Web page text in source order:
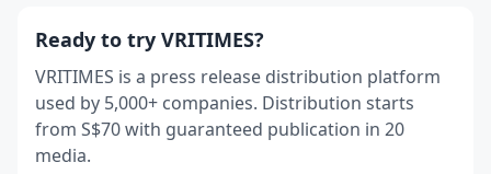
Ready to try VRITIMES?
VRITIMES is a press release distribution platform
used by 5,000+ companies. Distribution starts
from S$70 with guaranteed publication in 20
media.